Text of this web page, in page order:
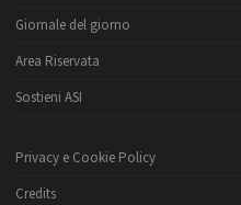
Giornale del giorno
Area Riservata
Sostieni ASI
Privacy e Cookie Policy
Credits